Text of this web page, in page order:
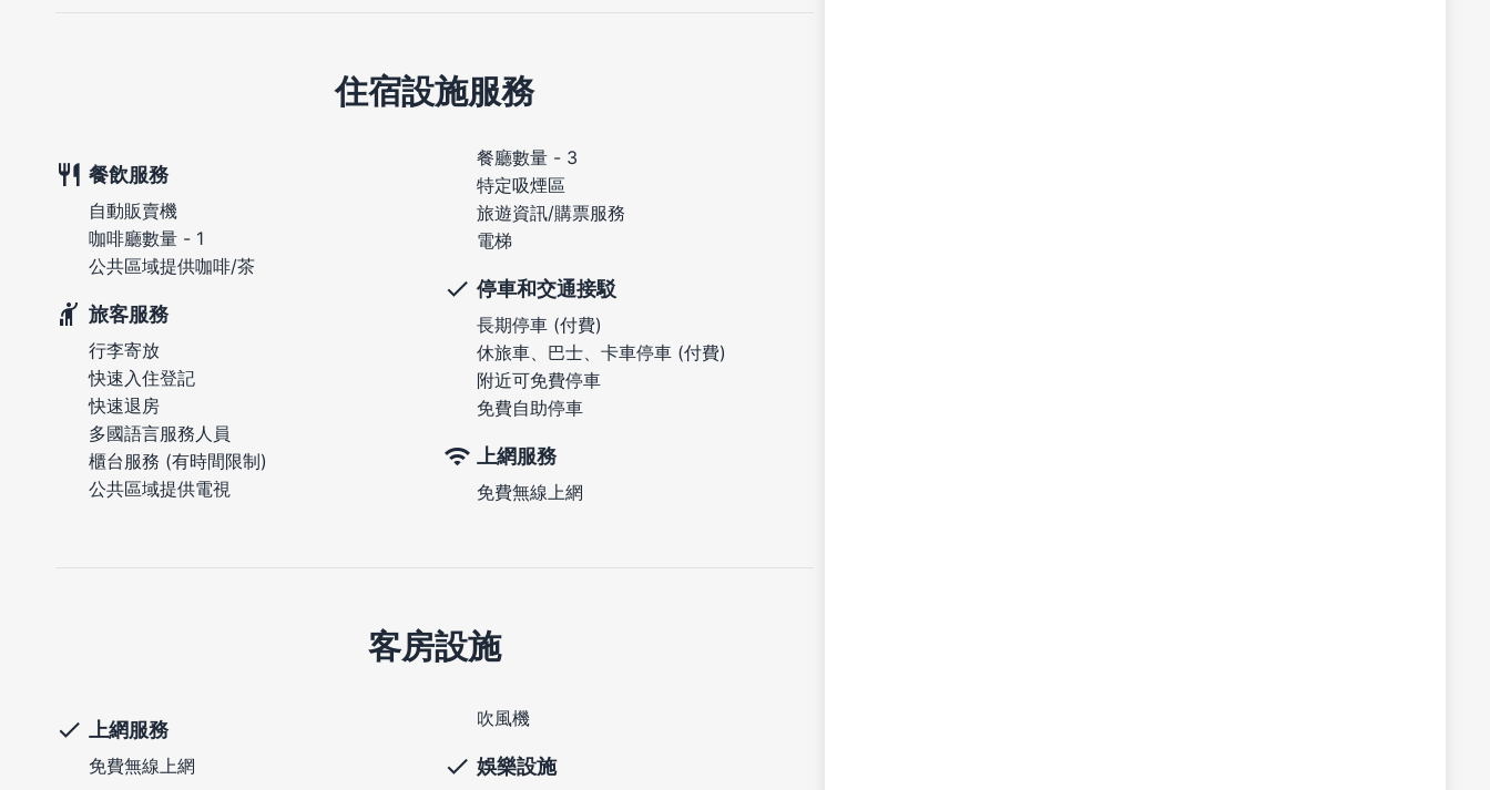
住宿設施服務
餐飲服務
自動販賣機
咖啡廳數量 - 1
公共區域提供咖啡/茶
旅客服務
行李寄放
快速入住登記
快速退房
多國語言服務人員
櫃台服務 (有時間限制)
公共區域提供電視
餐廳數量 - 3
特定吸煙區
旅遊資訊/購票服務
電梯
停車和交通接駁
長期停車 (付費)
休旅車、巴士、卡車停車 (付費)
附近可免費停車
免費自助停車
上網服務
免費無線上網
客房設施
上網服務
免費無線上網
吹風機
娛樂設施